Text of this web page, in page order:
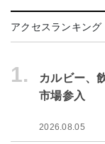
アクセスランキング
1.
カルビー、
市場参入
2026.08.05